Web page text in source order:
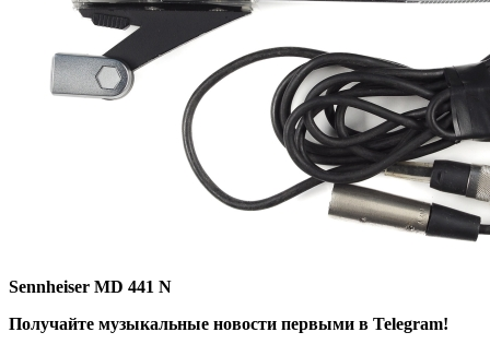
Sennheiser MD 441 N
Получайте музыкальные новости первыми в Telegram!